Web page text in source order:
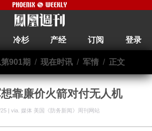
冷杉 产经 订阅 登录
901期 / 现在时讯/ 军情/ 正文
靠廉价火箭对付无人机
| via. 媒体 美国《防务新闻》周刊网站